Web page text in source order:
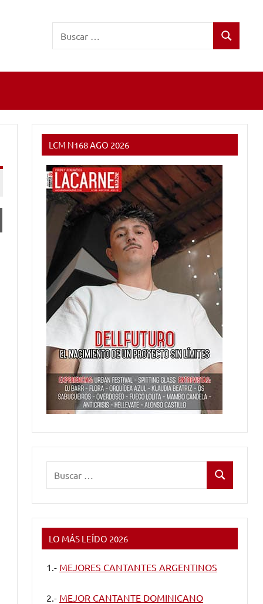
Buscar
LCM N168 AGO 2026
Buscar
LO MÁS LEÍDO 2026
1.- MEJORES CANTANTES ARGENTINOS
2.- MEJOR CANTANTE DOMINICANO